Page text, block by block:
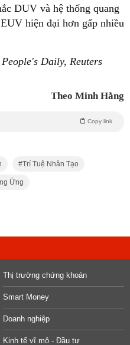
DUV và hệ thống quang
hiện đại hơn gấp nhiều
Daily, Reuters
Theo Minh Hằng
Copy link
Trí Tuệ Nhân Tạo
Ứng
Thị trường chứng khoán
Smart Money
Doanh nghiệp
Kinh tế vĩ mô - Đầu tư